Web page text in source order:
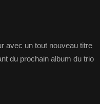
avec un tout nouveau titre
du prochain album du trio